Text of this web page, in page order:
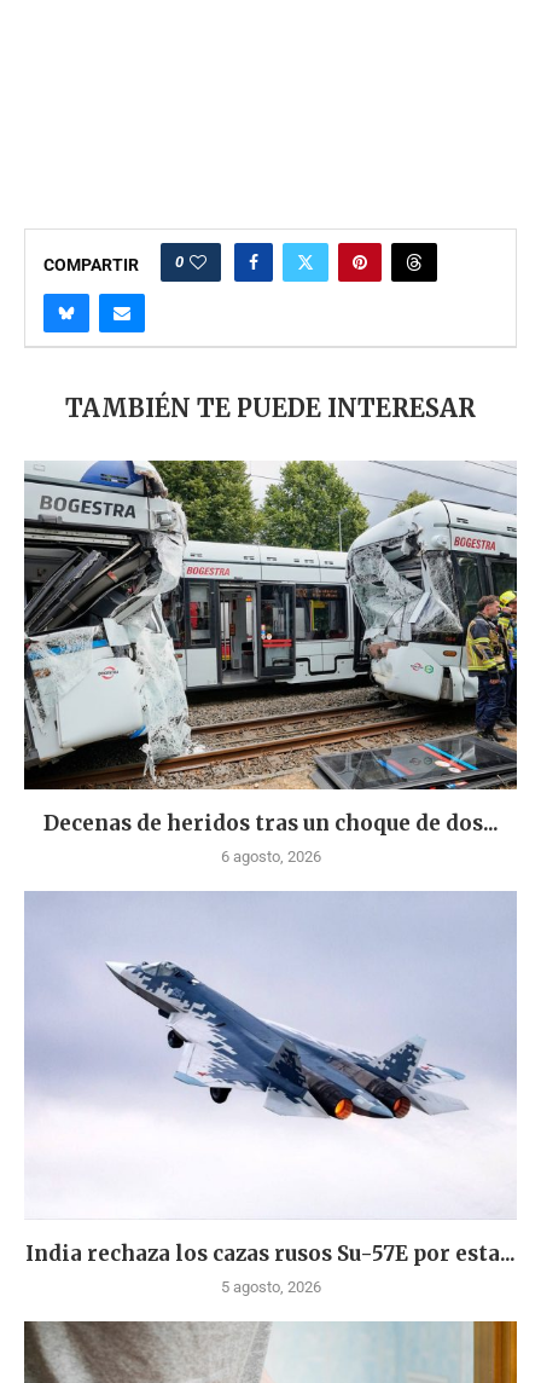
COMPARTIR 0
TAMBIÉN TE PUEDE INTERESAR
Decenas de heridos tras un choque de dos...
6 agosto, 2026
India rechaza los cazas rusos Su-57E por esta...
5 agosto, 2026